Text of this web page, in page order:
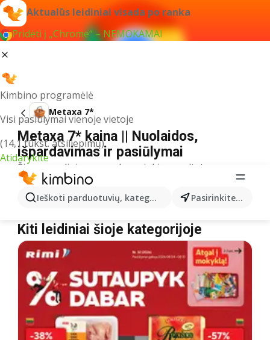
Aktualūs leidiniai visada po ranka
Pridėti į „Chrome“ – NEMOKAMAI
Kimbino programėlė
Visi pasiūlymai vienoje vietoje
(14,1 tūkst. atsiliepimų)
Atidarykite
Ieškoti parduotuvių, kategorijų, produktų... Pasirinkite miestą
Metaxa 7*
Metaxa 7* kaina || Nuolaidos,
išpardavimas ir pasiūlymai
Šiuo pavadinimu neradome jokių rezultatų
Akcija Metaxa 7* – kur nusipirkti?
ČIA MARKET MAXIMA Metaxa 7*
Kiti leidiniai šioje kategorijoje